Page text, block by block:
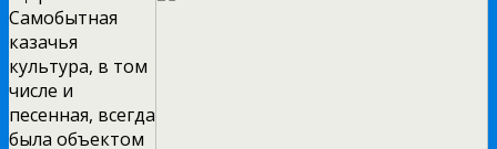
Самобытная
казачья
культура, в том
числе и
песенная, всегда
была объектом